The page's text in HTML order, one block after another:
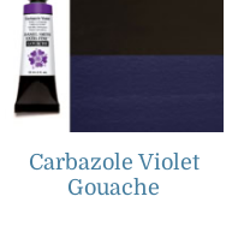
Carbazole Violet
Gouache